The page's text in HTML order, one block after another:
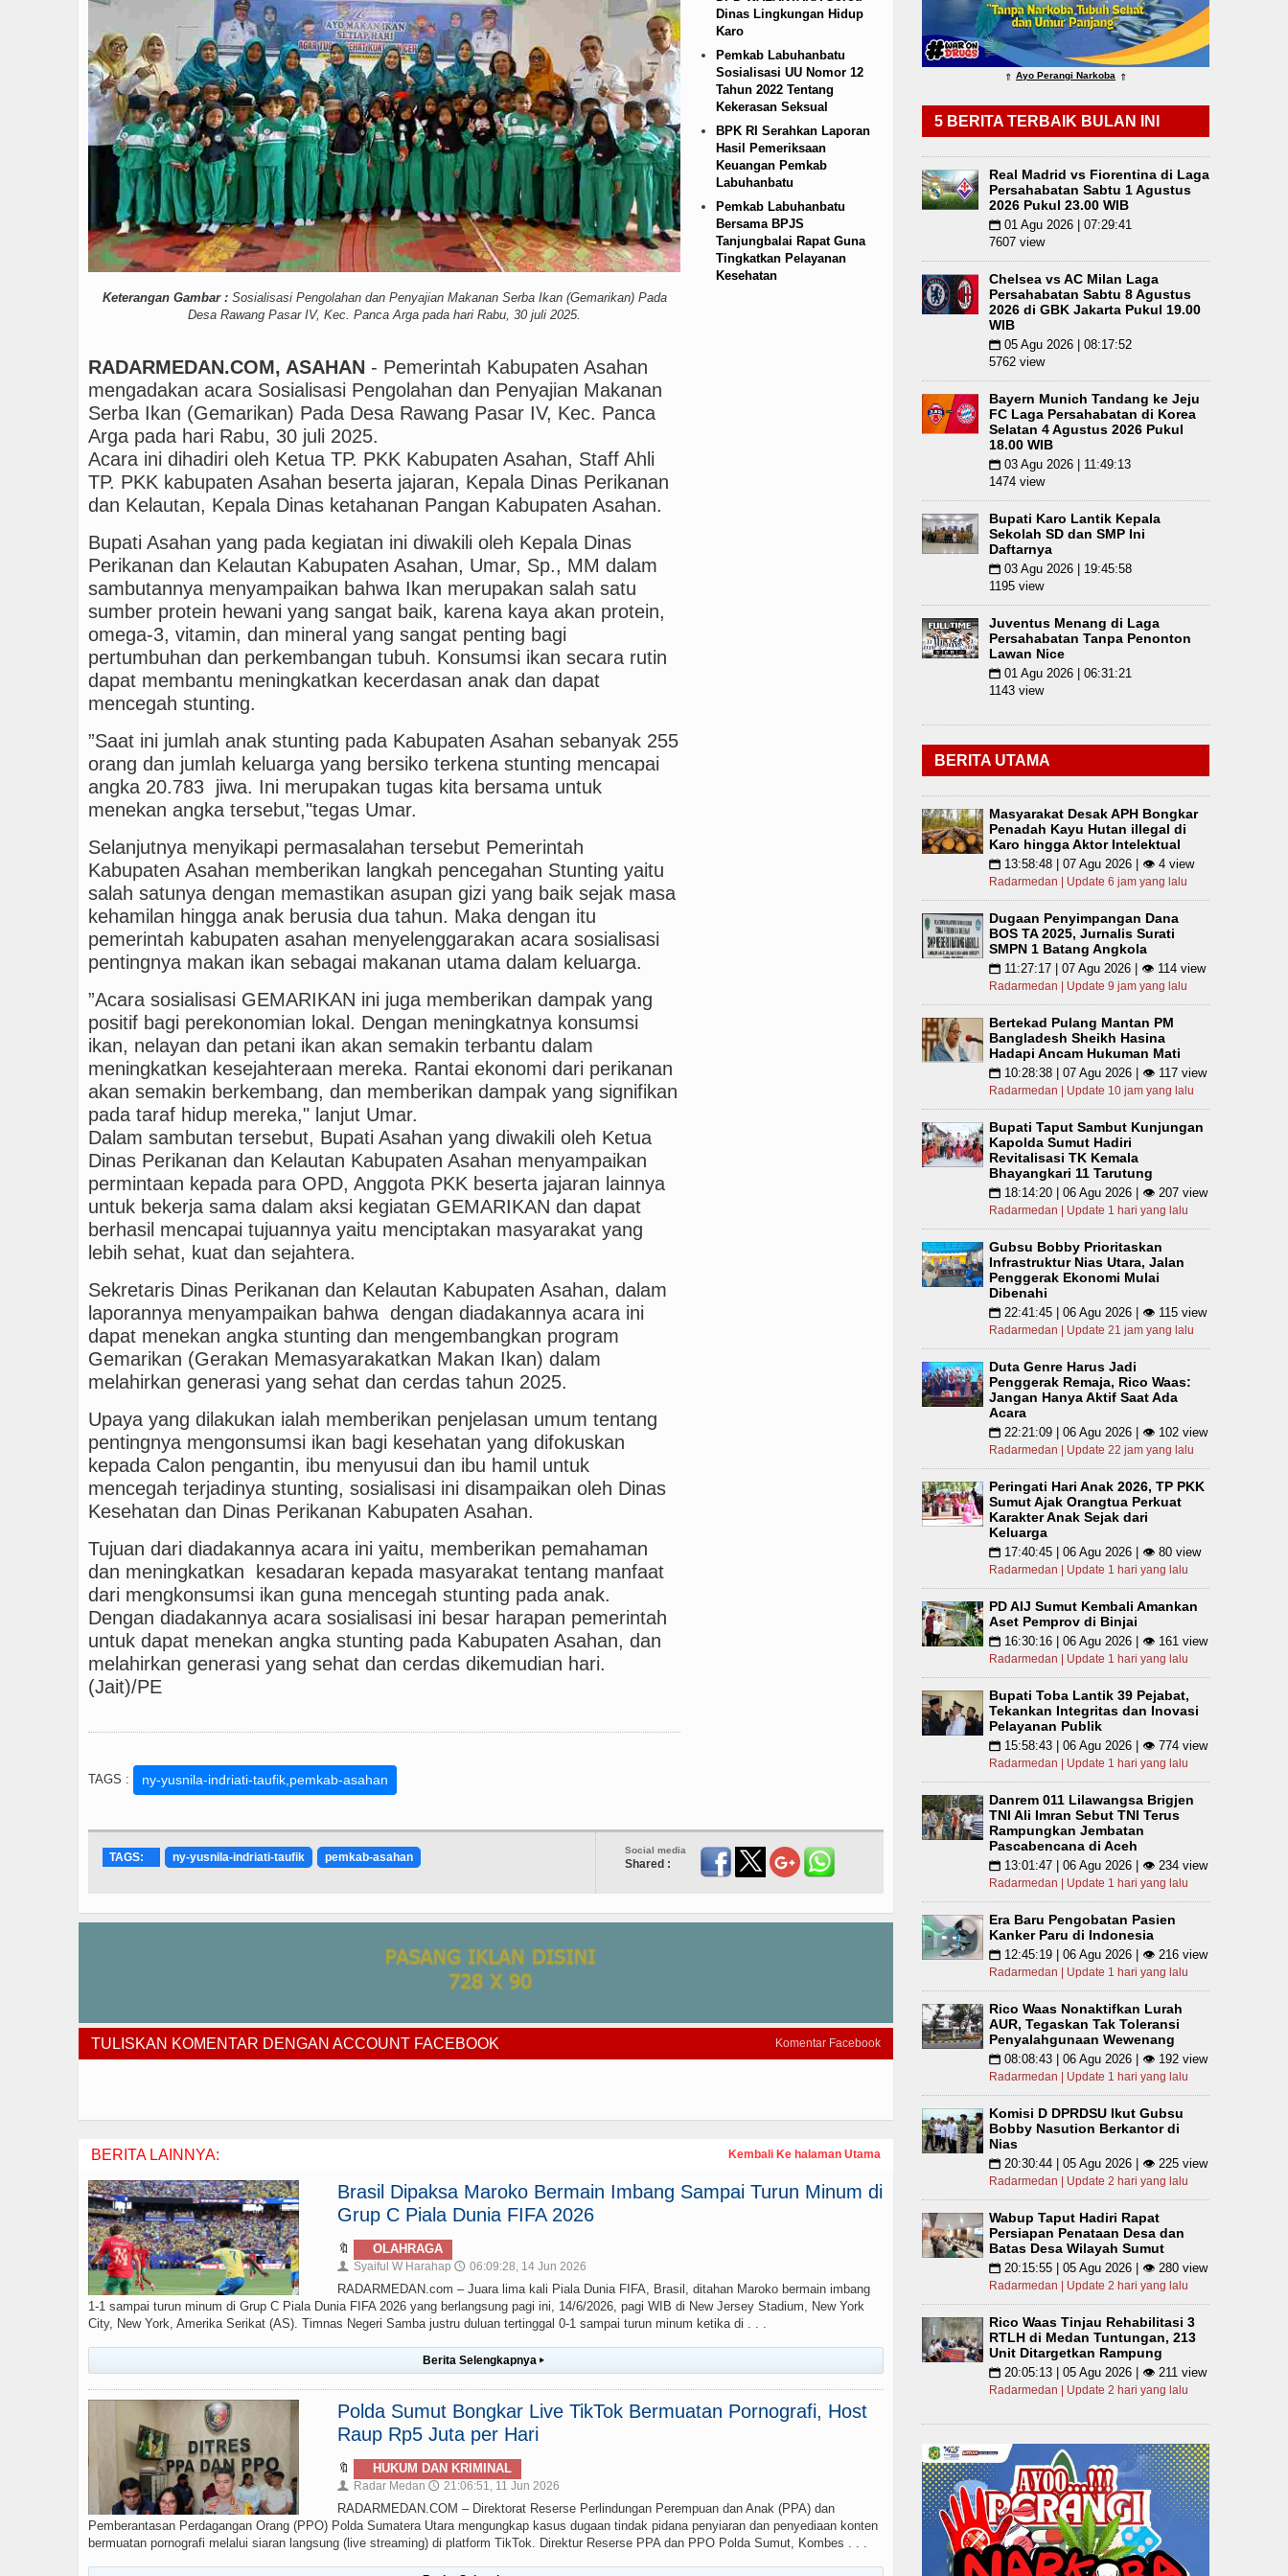
Gubsu Bobby Prioritaskan Infrastruktur Nias Utara, Jalan Penggerak Ekonomi Mulai Dibenahi Duta Genre Harus Jadi
Dugaan Penyimpangan Dana BOS TA 2025, Jurnalis Surati SMPN 1 Batang Angkola Risiko Tertular HIV/AIDS Melalui
PSG vs Manchester United Laga Persahabatan di Swedia 8 Agustus 2026 Pukul 22.00 WIB
Keterangan Gambar :Sosialisasi Pengolahan dan Penyajian Makanan Serba Ikan (Gemarikan) Pada
Desa Rawang Pasar IV, Kec. Panca Arga pada hari Rabu, 30 juli 2025.
RADARMEDAN.COM, ASAHAN - Pemerintah Kabupaten Asahan
mengadakan acara Sosialisasi Pengolahan dan Penyajian Makanan
Serba Ikan (Gemarikan) Pada Desa Rawang Pasar IV, Kec. Panca
Arga pada hari Rabu, 30 juli 2025.
Acara ini dihadiri oleh Ketua TP. PKK Kabupaten Asahan, Staff Ahli
TP. PKK kabupaten Asahan beserta jajaran, Kepala Dinas Perikanan
dan Kelautan, Kepala Dinas ketahanan Pangan Kabupaten Asahan.
Bupati Asahan yang pada kegiatan ini diwakili oleh Kepala Dinas
Perikanan dan Kelautan Kabupaten Asahan, Umar, Sp., MM dalam
sambutannya menyampaikan bahwa Ikan merupakan salah satu
sumber protein hewani yang sangat baik, karena kaya akan protein,
omega-3, vitamin, dan mineral yang sangat penting bagi
pertumbuhan dan perkembangan tubuh. Konsumsi ikan secara rutin
dapat membantu meningkatkan kecerdasan anak dan dapat
mencegah stunting.
”Saat ini jumlah anak stunting pada Kabupaten Asahan sebanyak 255
orang dan jumlah keluarga yang bersiko terkena stunting mencapai
angka 20.783 jiwa. Ini merupakan tugas kita bersama untuk
menekan angka tersebut,"tegas Umar.
Selanjutnya menyikapi permasalahan tersebut Pemerintah
Kabupaten Asahan memberikan langkah pencegahan Stunting yaitu
salah satunya dengan memastikan asupan gizi yang baik sejak masa
kehamilan hingga anak berusia dua tahun. Maka dengan itu
pemerintah kabupaten asahan menyelenggarakan acara sosialisasi
pentingnya makan ikan sebagai makanan utama dalam keluarga.
”Acara sosialisasi GEMARIKAN ini juga memberikan dampak yang
positif bagi perekonomian lokal. Dengan meningkatnya konsumsi
ikan, nelayan dan petani ikan akan semakin terbantu dalam
meningkatkan kesejahteraan mereka. Rantai ekonomi dari perikanan
akan semakin berkembang, dan memberikan dampak yang signifikan
pada taraf hidup mereka," lanjut Umar.
Dalam sambutan tersebut, Bupati Asahan yang diwakili oleh Ketua
Dinas Perikanan dan Kelautan Kabupaten Asahan menyampaikan
permintaan kepada para OPD, Anggota PKK beserta jajaran lainnya
untuk bekerja sama dalam aksi kegiatan GEMARIKAN dan dapat
berhasil mencapai tujuannya yaitu menciptakan masyarakat yang
lebih sehat, kuat dan sejahtera.
Sekretaris Dinas Perikanan dan Kelautan Kabupaten Asahan, dalam
laporannya menyampaikan bahwa dengan diadakannya acara ini
dapat menekan angka stunting dan mengembangkan program
Gemarikan (Gerakan Memasyarakatkan Makan Ikan) dalam
melahirkan generasi yang sehat dan cerdas tahun 2025.
Upaya yang dilakukan ialah memberikan penjelasan umum tentang
pentingnya mengonsumsi ikan bagi kesehatan yang difokuskan
kepada Calon pengantin, ibu menyusui dan ibu hamil untuk
mencegah terjadinya stunting, sosialisasi ini disampaikan oleh Dinas
Kesehatan dan Dinas Perikanan Kabupaten Asahan.
Tujuan dari diadakannya acara ini yaitu, memberikan pemahaman
dan meningkatkan kesadaran kepada masyarakat tentang manfaat
dari mengkonsumsi ikan guna mencegah stunting pada anak.
Dengan diadakannya acara sosialisasi ini besar harapan pemerintah
untuk dapat menekan angka stunting pada Kabupaten Asahan, dan
melahirkan generasi yang sehat dan cerdas dikemudian hari.
(Jait)/PE
TAGS : ny-yusnila-indriati-taufik,pemkab-asahan
Dinas Lingkungan Hidup
Karo
Pemkab Labuhanbatu
Sosialisasi UU Nomor 12
Tahun 2022 Tentang
Kekerasan Seksual
BPK RI Serahkan Laporan
Hasil Pemeriksaan
Keuangan Pemkab
Labuhanbatu
Pemkab Labuhanbatu
Bersama BPJS
Tanjungbalai Rapat Guna
Tingkatkan Pelayanan
Kesehatan
Social media
Shared :
TAGS: ny-yusnila-indriati-taufik pemkab-asahan
Komentar Facebook
TULISKAN KOMENTAR DENGAN ACCOUNT FACEBOOK
Kembali Ke halaman Utama
BERITA LAINNYA:
Brasil Dipaksa Maroko Bermain Imbang Sampai Turun Minum di
Grup C Piala Dunia FIFA 2026
🔖 OLAHRAGA
👤 Syaiful W Harahap 🕔 06:09:28, 14 Jun 2026
RADARMEDAN.com – Juara lima kali Piala Dunia FIFA, Brasil, ditahan Maroko bermain imbang
1-1 sampai turun minum di Grup C Piala Dunia FIFA 2026 yang berlangsung pagi ini, 14/6/2026, pagi WIB di New Jersey Stadium, New York
City, New York, Amerika Serikat (AS). Timnas Negeri Samba justru duluan tertinggal 0-1 sampai turun minum ketika di . . .
Berita Selengkapnya ▸
Polda Sumut Bongkar Live TikTok Bermuatan Pornografi, Host
Raup Rp5 Juta per Hari
🔖 HUKUM DAN KRIMINAL
👤 Radar Medan 🕔 21:06:51, 11 Jun 2026
RADARMEDAN.COM – Direktorat Reserse Perlindungan Perempuan dan Anak (PPA) dan
Pemberantasan Perdagangan Orang (PPO) Polda Sumatera Utara mengungkap kasus dugaan tindak pidana penyiaran dan penyediaan konten
bermuatan pornografi melalui siaran langsung (live streaming) di platform TikTok. Direktur Reserse PPA dan PPO Polda Sumut, Kombes . . .
⇑ Ayo Perangi Narkoba ⇑
5 BERITA TERBAIK BULAN INI
Real Madrid vs Fiorentina di Laga
Persahabatan Sabtu 1 Agustus
2026 Pukul 23.00 WIB
📅 01 Agu 2026 | 07:29:41
7607 view
Chelsea vs AC Milan Laga
Persahabatan Sabtu 8 Agustus
2026 di GBK Jakarta Pukul 19.00
WIB
📅 05 Agu 2026 | 08:17:52
5762 view
Bayern Munich Tandang ke Jeju
FC Laga Persahabatan di Korea
Selatan 4 Agustus 2026 Pukul
18.00 WIB
📅 03 Agu 2026 | 11:49:13
1474 view
Bupati Karo Lantik Kepala
Sekolah SD dan SMP Ini
Daftarnya
📅 03 Agu 2026 | 19:45:58
1195 view
Juventus Menang di Laga
Persahabatan Tanpa Penonton
Lawan Nice
📅 01 Agu 2026 | 06:31:21
1143 view
BERITA UTAMA
Masyarakat Desak APH Bongkar
Penadah Kayu Hutan illegal di
Karo hingga Aktor Intelektual
📅 13:58:48 | 07 Agu 2026 | 👁 4 view
Radarmedan | Update 6 jam yang lalu
Dugaan Penyimpangan Dana
BOS TA 2025, Jurnalis Surati
SMPN 1 Batang Angkola
📅 11:27:17 | 07 Agu 2026 | 👁 114 view
Radarmedan | Update 9 jam yang lalu
Bertekad Pulang Mantan PM
Bangladesh Sheikh Hasina
Hadapi Ancam Hukuman Mati
📅 10:28:38 | 07 Agu 2026 | 👁 117 view
Radarmedan | Update 10 jam yang lalu
Bupati Taput Sambut Kunjungan
Kapolda Sumut Hadiri
Revitalisasi TK Kemala
Bhayangkari 11 Tarutung
📅 18:14:20 | 06 Agu 2026 | 👁 207 view
Radarmedan | Update 1 hari yang lalu
Gubsu Bobby Prioritaskan
Infrastruktur Nias Utara, Jalan
Penggerak Ekonomi Mulai
Dibenahi
📅 22:41:45 | 06 Agu 2026 | 👁 115 view
Radarmedan | Update 21 jam yang lalu
Duta Genre Harus Jadi
Penggerak Remaja, Rico Waas:
Jangan Hanya Aktif Saat Ada
Acara
📅 22:21:09 | 06 Agu 2026 | 👁 102 view
Radarmedan | Update 22 jam yang lalu
Peringati Hari Anak 2026, TP PKK
Sumut Ajak Orangtua Perkuat
Karakter Anak Sejak dari
Keluarga
📅 17:40:45 | 06 Agu 2026 | 👁 80 view
Radarmedan | Update 1 hari yang lalu
PD AIJ Sumut Kembali Amankan
Aset Pemprov di Binjai
📅 16:30:16 | 06 Agu 2026 | 👁 161 view
Radarmedan | Update 1 hari yang lalu
Bupati Toba Lantik 39 Pejabat,
Tekankan Integritas dan Inovasi
Pelayanan Publik
📅 15:58:43 | 06 Agu 2026 | 👁 774 view
Radarmedan | Update 1 hari yang lalu
Danrem 011 Lilawangsa Brigjen
TNI Ali Imran Sebut TNI Terus
Rampungkan Jembatan
Pascabencana di Aceh
📅 13:01:47 | 06 Agu 2026 | 👁 234 view
Radarmedan | Update 1 hari yang lalu
Era Baru Pengobatan Pasien
Kanker Paru di Indonesia
📅 12:45:19 | 06 Agu 2026 | 👁 216 view
Radarmedan | Update 1 hari yang lalu
Rico Waas Nonaktifkan Lurah
AUR, Tegaskan Tak Toleransi
Penyalahgunaan Wewenang
📅 08:08:43 | 06 Agu 2026 | 👁 192 view
Radarmedan | Update 1 hari yang lalu
Komisi D DPRDSU Ikut Gubsu
Bobby Nasution Berkantor di
Nias
📅 20:30:44 | 05 Agu 2026 | 👁 225 view
Radarmedan | Update 2 hari yang lalu
Wabup Taput Hadiri Rapat
Persiapan Penataan Desa dan
Batas Desa Wilayah Sumut
📅 20:15:55 | 05 Agu 2026 | 👁 280 view
Radarmedan | Update 2 hari yang lalu
Rico Waas Tinjau Rehabilitasi 3
RTLH di Medan Tuntungan, 213
Unit Ditargetkan Rampung
📅 20:05:13 | 05 Agu 2026 | 👁 211 view
Radarmedan | Update 2 hari yang lalu